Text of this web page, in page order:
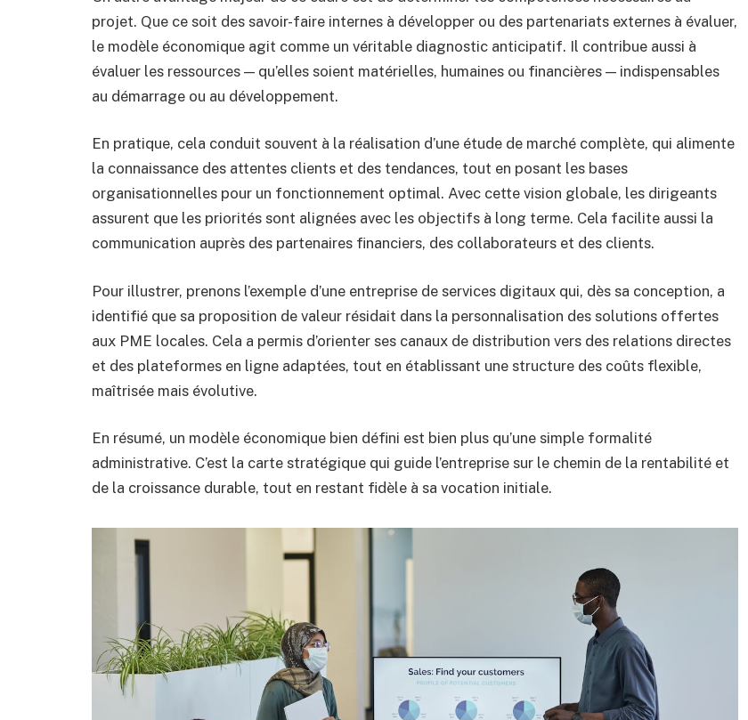
projet. Que ce soit des savoir-faire internes à développer ou des partenariats externes à évaluer,
le modèle économique agit comme un véritable diagnostic anticipatif. Il contribue aussi à
évaluer les ressources — qu’elles soient matérielles, humaines ou financières — indispensables
au démarrage ou au développement.
En pratique, cela conduit souvent à la réalisation d’une étude de marché complète, qui alimente
la connaissance des attentes clients et des tendances, tout en posant les bases
organisationnelles pour un fonctionnement optimal. Avec cette vision globale, les dirigeants
assurent que les priorités sont alignées avec les objectifs à long terme. Cela facilite aussi la
communication auprès des partenaires financiers, des collaborateurs et des clients.
Pour illustrer, prenons l’exemple d’une entreprise de services digitaux qui, dès sa conception, a
identifié que sa proposition de valeur résidait dans la personnalisation des solutions offertes
aux PME locales. Cela a permis d’orienter ses canaux de distribution vers des relations directes
et des plateformes en ligne adaptées, tout en établissant une structure des coûts flexible,
maîtrisée mais évolutive.
En résumé, un modèle économique bien défini est bien plus qu’une simple formalité
administrative. C’est la carte stratégique qui guide l’entreprise sur le chemin de la rentabilité et
de la croissance durable, tout en restant fidèle à sa vocation initiale.